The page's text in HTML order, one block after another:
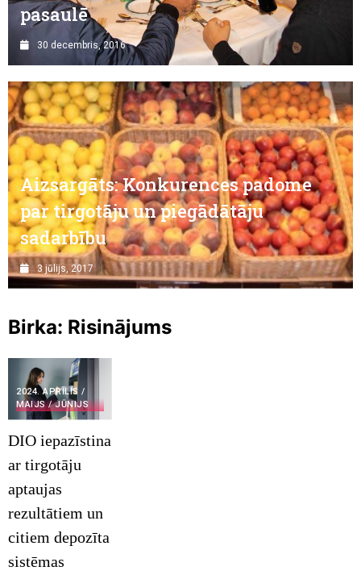
pasaulē
30 decembris, 2016
Aizsargāts: Konkurences padome
par tirgotāju un piegādātāju
sadarbību
3 jūlijs, 2017
Birka: Risinājums
2024. APRĪLIS /
MAIJS / JŪNIJS
DIO iepazīstina
ar tirgotāju
aptaujas
rezultātiem un
citiem depozīta
sistēmas